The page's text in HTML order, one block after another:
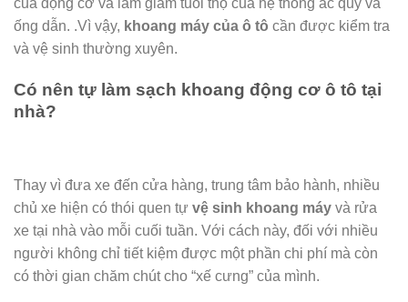
của động cơ và làm giảm tuổi thọ của hệ thống ắc quy và
ống dẫn. .Vì vậy, khoang máy của ô tô cần được kiểm tra
và vệ sinh thường xuyên.
Có nên tự làm sạch khoang động cơ ô tô tại
nhà?
Thay vì đưa xe đến cửa hàng, trung tâm bảo hành, nhiều
chủ xe hiện có thói quen tự vệ sinh khoang máy và rửa
xe tại nhà vào mỗi cuối tuần. Với cách này, đối với nhiều
người không chỉ tiết kiệm được một phần chi phí mà còn
có thời gian chăm chút cho “xế cưng” của mình.